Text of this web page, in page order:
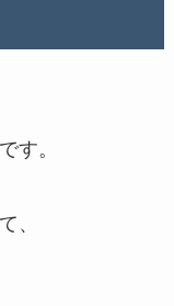
す。
、